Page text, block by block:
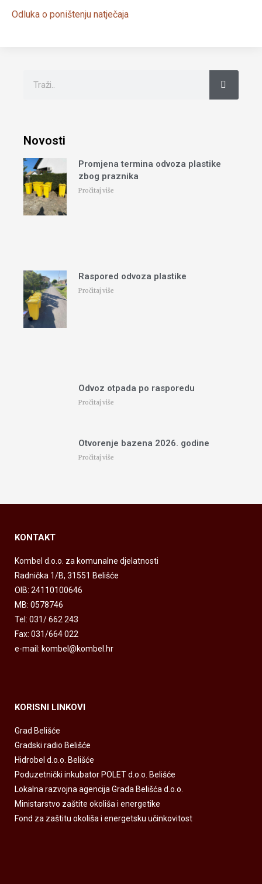
Odluka o poništenju natječaja
Novosti
Promjena termina odvoza plastike
zbog praznika
Pročitaj više
Raspored odvoza plastike
Pročitaj više
Odvoz otpada po rasporedu
Pročitaj više
Otvorenje bazena 2026. godine
Pročitaj više
KONTAKT
Kombel d.o.o. za komunalne djelatnosti
Radnička 1/B, 31551 Belišće
OIB: 24110100646
MB: 0578746
Tel: 031/ 662 243
Fax: 031/664 022
e-mail: kombel@kombel.hr
KORISNI LINKOVI
Grad Belišće
Gradski radio Belišće
Hidrobel d.o.o. Belišće
Poduzetnički inkubator POLET d.o.o. Belišće
Lokalna razvojna agencija Grada Belišća d.o.o.
Ministarstvo zaštite okoliša i energetike
Fond za zaštitu okoliša i energetsku učinkovitost